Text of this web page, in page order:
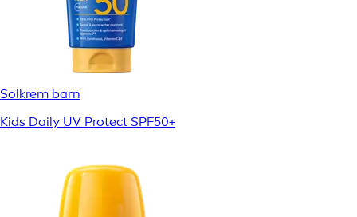
Solkrem barn
Kids Daily UV Protect SPF50+